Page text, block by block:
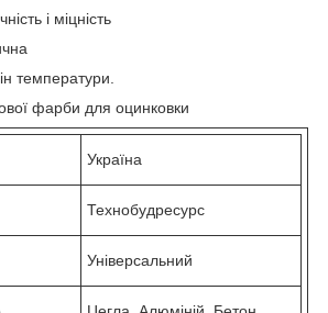
і міцність
температури.
фарби для оцинковки
Україна
Технобудресурс
Універсальний